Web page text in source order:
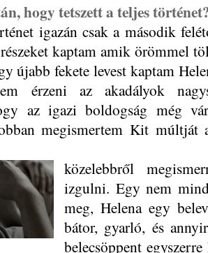
hogy tetszett a teljes
igazán csak a második
kaptam amik örömmel
újabb fekete levest kaptam
érzeni az akadályok
az igazi boldogság még
megismertem Kit
közelebbről
izgulni. Egy nem
meg, Helena egy
bátor, gyarló, és
belecsöppent